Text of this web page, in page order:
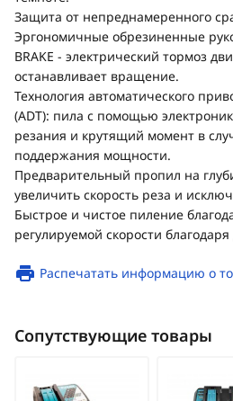
Защита от непреднамеренного
Эргономичные обрезиненные
BRAKE - электрический тормоз
останавливает вращение.
Технология автоматического
(ADT): пила с помощью
резания и крутящий момент в
поддержания мощности.
Предварительный пропил на
увеличить скорость реза и
Быстрое и чистое пиление
регулируемой скорости
Распечатать информацию о
Сопутствующие товары